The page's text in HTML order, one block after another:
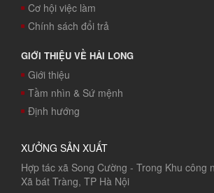
Cơ hội việc làm
Chính sách đổi trả
GIỚI THIỆU VỀ HẢI LONG
Giới thiệu
Tầm nhìn & Sứ mệnh
Định hướng
XƯỞNG SẢN XUẤT
Hợp tác xã Song Cường - Trong Khu công
Xã bát Tràng, TP Hà Nội